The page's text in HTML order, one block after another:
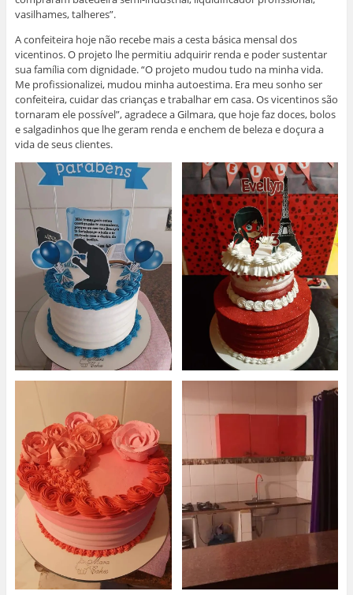
vasilhames, talheres”.
A confeiteira hoje não recebe mais a cesta básica mensal dos
vicentinos. O projeto lhe permitiu adquirir renda e poder sustentar
sua família com dignidade. “O projeto mudou tudo na minha vida.
Me profissionalizei, mudou minha autoestima. Era meu sonho ser
confeiteira, cuidar das crianças e trabalhar em casa. Os vicentinos são
tornaram ele possível”, agradece a Gilmara, que hoje faz doces, bolos
e salgadinhos que lhe geram renda e enchem de beleza e doçura a
vida de seus clientes.